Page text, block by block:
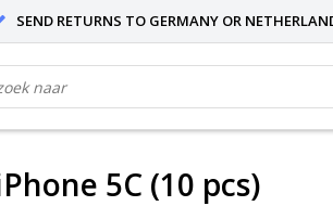
SEND RETURNS TO GERMANY OR
5C (10 pcs)